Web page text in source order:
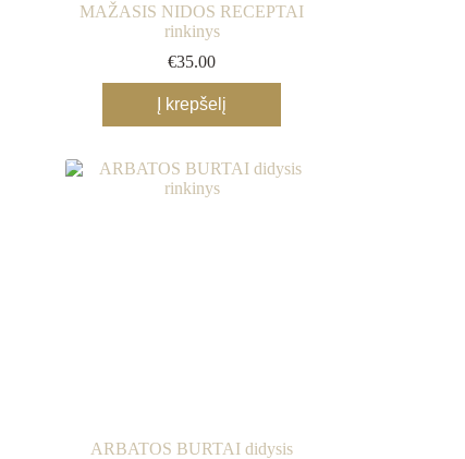
MAŽASIS NIDOS RECEPTAI
rinkinys
€35.00
Į krepšelį
ARBATOS BURTAI didysis